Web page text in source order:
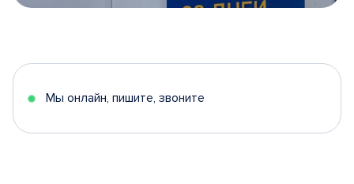
5
Мы онлайн, пишите, звоните